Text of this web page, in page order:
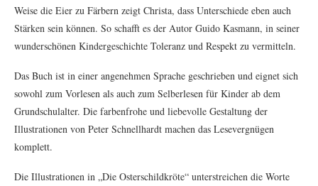
Weise die Eier zu Färbern zeigt Christa, dass Unterschiede eben auch
Stärken sein können. So schafft es der Autor Guido Kasmann, in seiner
wunderschönen Kindergeschichte Toleranz und Respekt zu vermitteln.
Das Buch ist in einer angenehmen Sprache geschrieben und eignet sich
sowohl zum Vorlesen als auch zum Selberlesen für Kinder ab dem
Grundschulalter. Die farbenfrohe und liebevolle Gestaltung der
Illustrationen von Peter Schnellhardt machen das Lesevergnügen
komplett.
Die Illustrationen in „Die Osterschildkröte“ unterstreichen die Worte